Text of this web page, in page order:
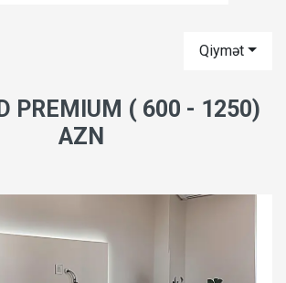
Qiymət
PREMIUM ( 600 - 1250)
AZN